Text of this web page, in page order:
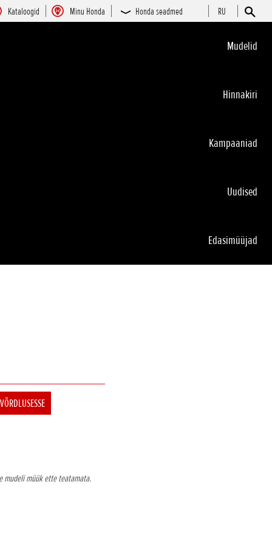
Kataloogid Minu Honda Honda seadmed RU
Mudelid
Hinnakiri
Kampaaniad
Uudised
Edasimüüjad
mudeli müük ette teatamata.